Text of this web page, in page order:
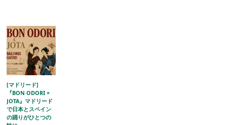
[マドリード]
『BON ODORI ×
JOTA』マドリード
で日本とスペイン
の踊りがひとつの